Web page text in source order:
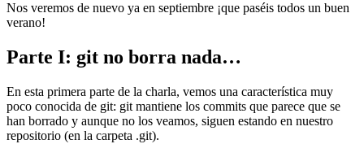
Nos veremos de nuevo ya en septiembre ¡que paséis todos un buen
verano!
Parte I: git no borra nada…
En esta primera parte de la charla, vemos una característica muy
poco conocida de git: git mantiene los commits que parece que se
han borrado y aunque no los veamos, siguen estando en nuestro
repositorio (en la carpeta .git).